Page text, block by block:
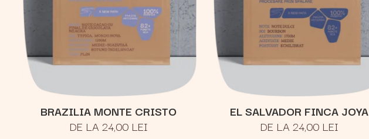
BRAZILIA MONTE CRISTO
DE LA 24,00 LEI
EL SALVADOR FINCA JOYA
DE LA 24,00 LEI